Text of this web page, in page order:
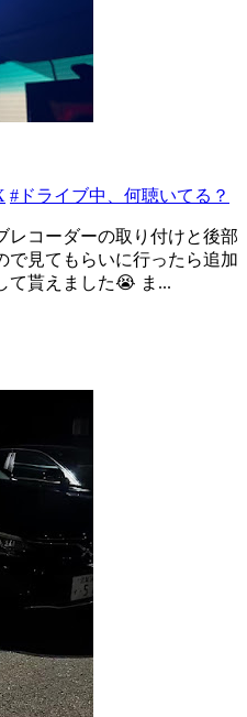
#ドライブ中、何聴いてる？
レコーダーの取り付けと後部
で見てもらいに行ったら追加
て貰えました😭 ま...